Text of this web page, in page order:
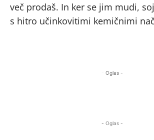
več prodaš. In ker se jim mudi,
s hitro učinkovitimi kemičnimi
- Oglas -
- Oglas -